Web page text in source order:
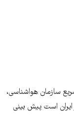
سازمان هواشناسی،
ایران است پیش بینی